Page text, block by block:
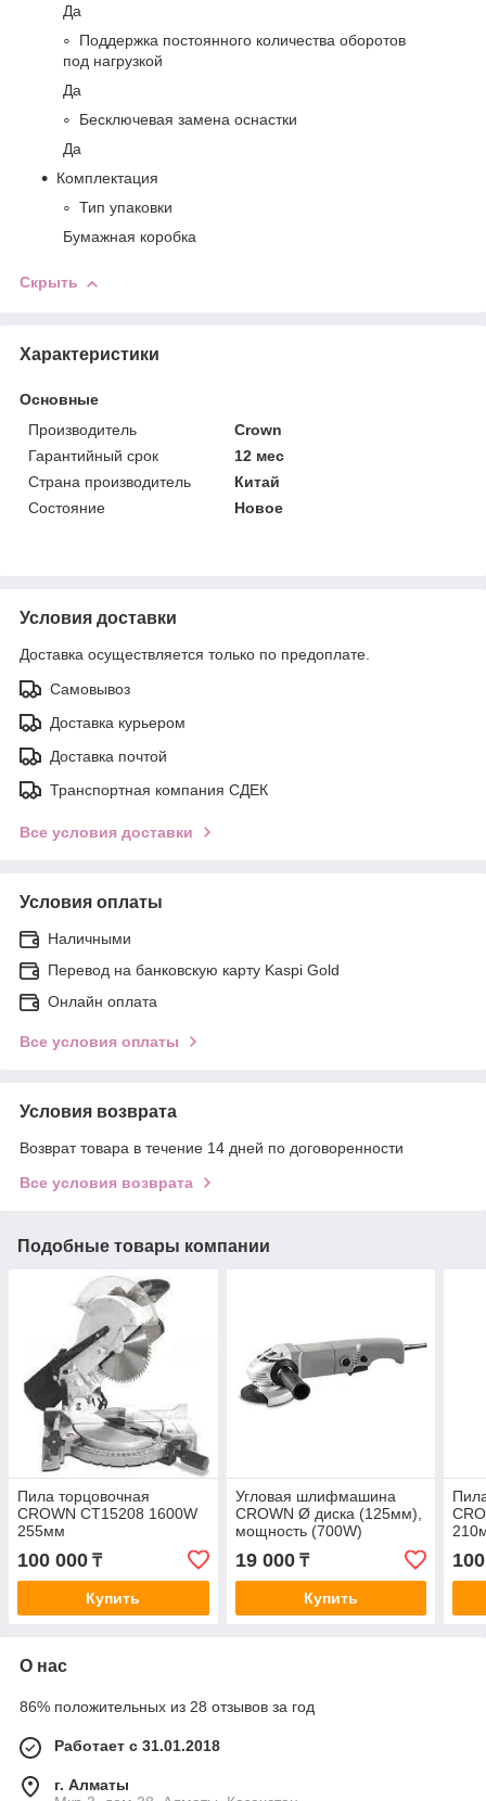
Да
Поддержка постоянного количества оборотов
под нагрузкой
Да
Бесключевая замена оснастки
Да
Комплектация
Тип упаковки
Бумажная коробка
Скрыть
Характеристики
Основные
Производитель
Crown
Гарантийный срок
12 мес
Страна производитель
Китай
Состояние
Новое
Условия доставки
Доставка осуществляется только по предоплате.
Самовывоз
Доставка курьером
Доставка почтой
Транспортная компания СДЕК
Все условия доставки
Условия оплаты
Наличными
Перевод на банковскую карту Kaspi Gold
Онлайн оплата
Все условия оплаты
Условия возврата
Возврат товара в течение 14 дней по договоренности
Все условия возврата
Подобные товары компании
Пила торцовочная
CROWN CT15208 1600W
255мм
100 000 ₸
Купить
Угловая шлифмашина
CROWN Ø диска (125мм),
мощность (700W)
19 000₸
Купить
О нас
86% положительных из 28 отзывов за год
Работает с 31.01.2018
г. Алматы